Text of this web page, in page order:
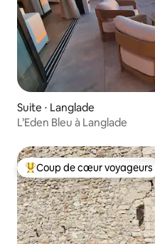
Suite ⋅ Langlade
L’Eden Bleu à Langlade
Coups de cœur voyageurs
Coup de cœur voyageurs